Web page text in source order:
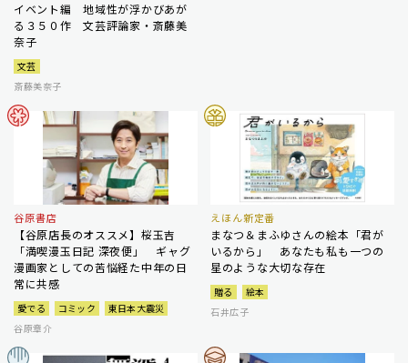
イベント編 地域性が浮かびあが
る３５０作 文芸評論家・斎藤美
奈子
文芸
斎藤美奈子
谷原書店
【谷原店長のオススメ】桜玉吉
「満喫漫玉日記 深夜便」 ギャグ
漫画家としての苦悩経た中年の日
常に共感
愛でる コミック
東日本大震災
谷原章介
えほん新定番
まなつ＆まふゆさんの絵本「君が
いるから」 あなたも私も一つの
星のような大切な存在
贈る
絵本
石井広子